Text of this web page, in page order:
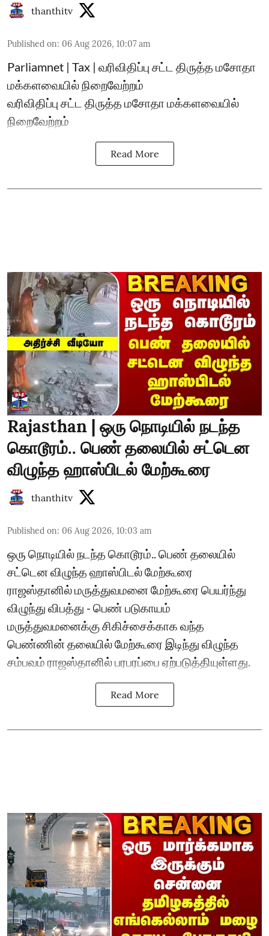
thanthitv
Published on: 06 Aug 2026, 10:07 am
Parliamnet | Tax | வரிவிதிப்பு சட்ட திருத்த மசோதா
மக்களவையில் நிறைவேற்றம்
வரிவிதிப்பு சட்ட திருத்த மசோதா மக்களவையில்
நிறைவேற்றம்
Read More
Rajasthan | ஒரு நொடியில் நடந்த
கொடூரம்.. பெண் தலையில் சட்டென
விழுந்த ஹாஸ்பிடல் மேற்கூரை
thanthitv
Published on: 06 Aug 2026, 10:03 am
ஒரு நொடியில் நடந்த கொடூரம்.. பெண் தலையில்
சட்டென விழுந்த ஹாஸ்பிடல் மேற்கூரை
ராஜஸ்தானில் மருத்துவமனை மேற்கூரை பெயர்ந்து
விழுந்து விபத்து - பெண் படுகாயம்
மருத்துவமனைக்கு சிகிச்சைக்காக வந்த
பெண்ணின் தலையில் மேற்கூரை இடிந்து விழுந்த
சம்பவம் ராஜஸ்தானில் பரபரப்பை ஏற்படுத்தியுள்ளது.
Read More